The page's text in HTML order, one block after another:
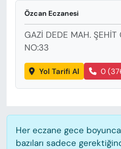
Özcan Eczanesi
GAZİ DEDE MAH. ŞEHİT
NO:33
Yol Tarifi Al 0
Her eczane gece
bazıları sadece
SAĞLIK
ÖZEL HABER